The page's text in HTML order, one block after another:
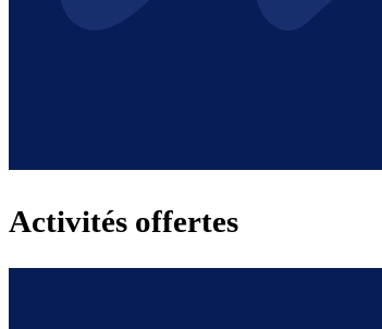
Activités offertes